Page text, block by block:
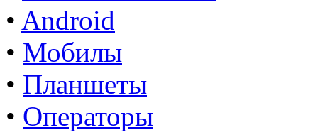
• Android
• Мобилы
• Планшеты
• Операторы